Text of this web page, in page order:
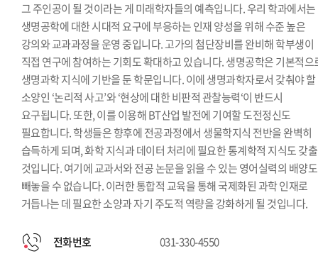
그 주인공이 될 것이라는 게 미래학자들의 예측입니다. 우리 학과에서는
생명공학에 대한 시대적 요구에 부응하는 인재 양성을 위해 수준 높은
강의와 교과과정을 운영 중입니다. 고가의 첨단장비를 완비해 학부생이
직접 연구에 참여하는 기회도 확대하고 있습니다. 생명공학은 기본적으
생명과학 지식에 기반을 둔 학문입니다. 이에 생명과학자로서 갖춰야 할
소양인 ‘논리적 사고’와 ‘현상에 대한 비판적 관찰능력‘이 반드시
요구됩니다. 또한, 이를 이용해 BT산업 발전에 기여할 도전정신도
필요합니다. 학생들은 향후에 전공과정에서 생물학지식 전반을 완벽히
습득하게 되며, 화학 지식과 데이터 처리에 필요한 통계학적 지식도 갖출
것입니다. 여기에 교과서와 전공 논문을 읽을 수 있는 영어실력의 배양도
빼놓을 수 없습니다. 이러한 통합적 교육을 통해 국제화된 과학 인재로
거듭나는 데 필요한 소양과 자기 주도적 역량을 강화하게 될 것입니다.
전화번호 031-330-4550